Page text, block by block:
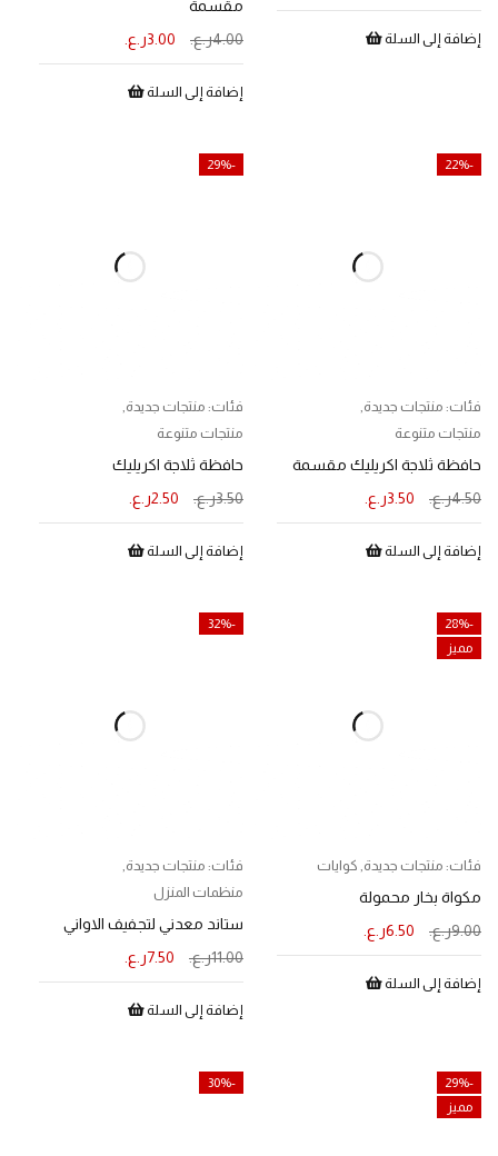
إضافة إلى السلة
مقسمة
4.00ر.ع. 3.00ر.ع.
إضافة إلى السلة
-22%
فئات: منتجات جديدة,
منتجات متنوعة
حافظة ثلاجة اكريليك مقسمة
4.50ر.ع. 3.50ر.ع.
إضافة إلى السلة
-29%
فئات: منتجات جديدة,
منتجات متنوعة
حافظة ثلاجة اكريليك
3.50ر.ع. 2.50ر.ع.
إضافة إلى السلة
-28%
مميز
فئات: منتجات جديدة, كوايات
مكواة بخار محمولة
9.00ر.ع. 6.50ر.ع.
إضافة إلى السلة
-32%
فئات: منتجات جديدة,
منظمات المنزل
ستاند معدني لتجفيف الاواني
11.00ر.ع. 7.50ر.ع.
إضافة إلى السلة
-29%
مميز
-30%